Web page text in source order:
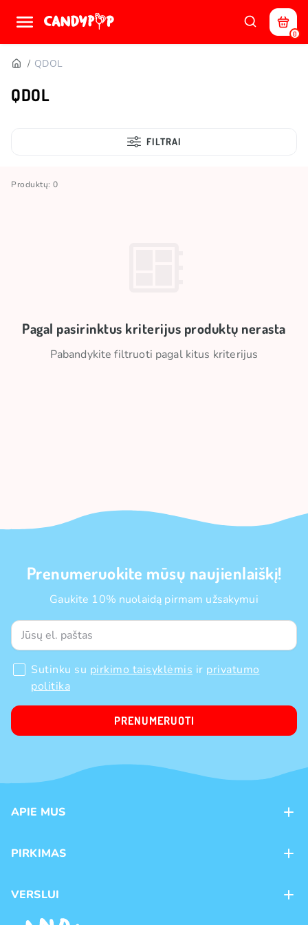
0
QDOL
QDOL
FILTRAI
Produktų: 0
Pagal pasirinktus kriterijus produktų nerasta
Pabandykite filtruoti pagal kitus kriterijus
Prenumeruokite mūsų naujienlaiškį!
Gaukite 10% nuolaidą pirmam užsakymui
Sutinku su pirkimo taisyklėmis ir privatumo
politika
PRENUMERUOTI
APIE MUS
Kontaktai
PIRKIMAS
Pristatymas
VERSLUI
Franšizė